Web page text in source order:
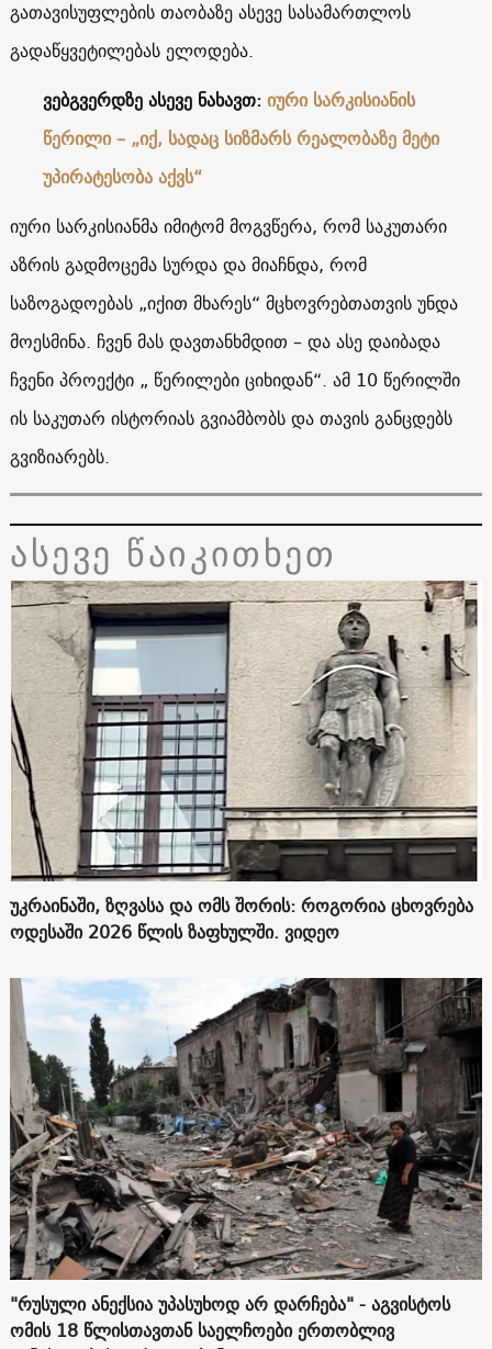
გათავისუფლების თაობაზე ასევე სასამართლოს
გადაწყვეტილებას ელოდება.
ვებგვერდზე ასევე ნახავთ:იური სარკისიანის
წერილი – „იქ, სადაც სიზმარს რეალობაზე მეტი
უპირატესობა აქვს“
იური სარკისიანმა იმიტომ მოგვწერა, რომ საკუთარი
აზრის გადმოცემა სურდა და მიაჩნდა, რომ
საზოგადოებას „იქით მხარეს“ მცხოვრებთათვის უნდა
მოესმინა. ჩვენ მას დავთანხმდით – და ასე დაიბადა
ჩვენი პროექტი „ წერილები ციხიდან“. ამ 10 წერილში
ის საკუთარ ისტორიას გვიამბობს და თავის განცდებს
გვიზიარებს.
ასევე წაიკითხეთ
უკრაინაში, ზღვასა და ომს შორის: როგორია ცხოვრება
ოდესაში 2026 წლის ზაფხულში. ვიდეო
"რუსული ანექსია უპასუხოდ არ დარჩება" - აგვისტოს
ომის 18 წლისთავთან საელჩოები ერთობლივ